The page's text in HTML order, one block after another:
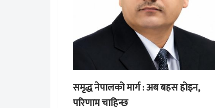
समृद्ध नेपालको मार्ग : अब बहस होइन,
परिणाम चाहिन्छ